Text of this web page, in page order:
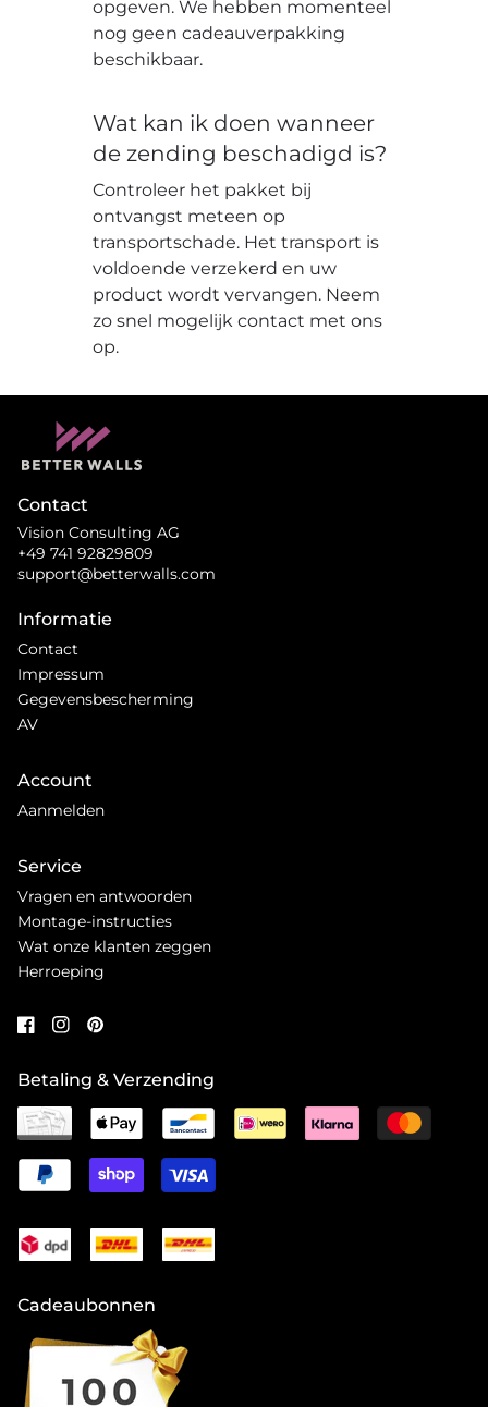
opgeven. We hebben momenteel
nog geen cadeauverpakking
beschikbaar.
Wat kan ik doen wanneer
de zending beschadigd is?
Controleer het pakket bij
ontvangst meteen op
transportschade. Het transport is
voldoende verzekerd en uw
product wordt vervangen. Neem
zo snel mogelijk contact met ons
op.
Contact
Vision Consulting AG
+49 741 92829809
support@betterwalls.com
Informatie
Contact
Impressum
Gegevensbescherming
AV
Account
Aanmelden
Service
Vragen en antwoorden
Montage-instructies
Wat onze klanten zeggen
Herroeping
Betaling & Verzending
Cadeaubonnen